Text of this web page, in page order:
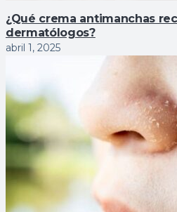
¿Qué crema antimanchas
dermatólogos?
abril 1, 2025